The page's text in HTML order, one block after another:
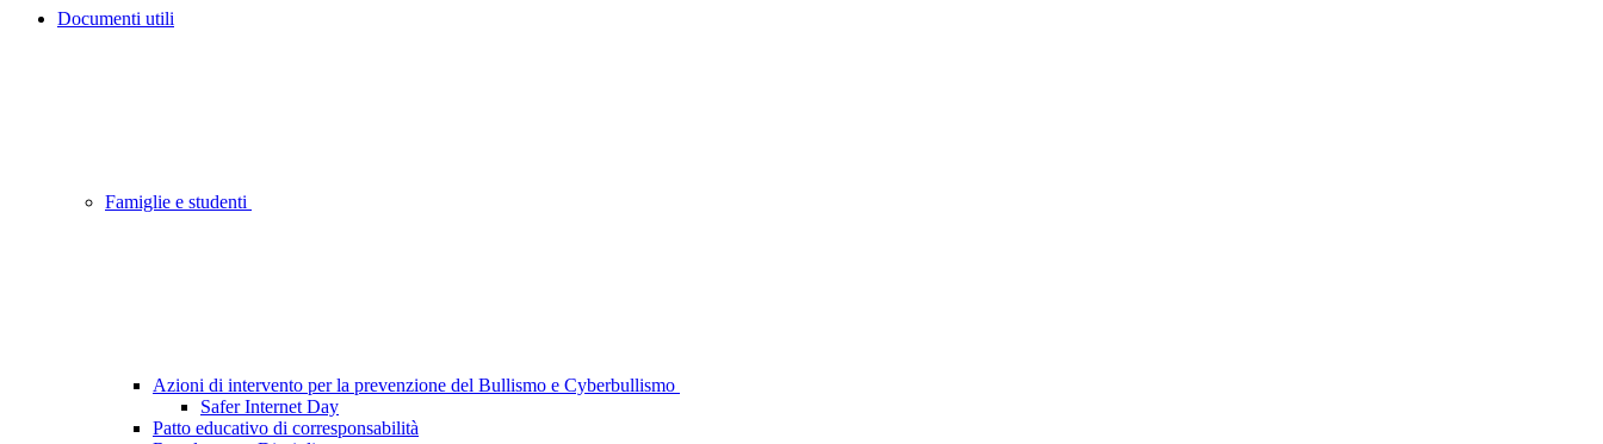
Documenti utili
Famiglie e studenti
Azioni di intervento per la prevenzione del Bullismo e Cyberbullismo
Safer Internet Day
Patto educativo di corresponsabilità